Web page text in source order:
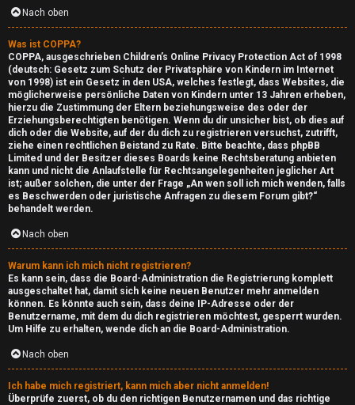
Nach oben
Was ist COPPA?
COPPA, ausgeschrieben Children’s Online Privacy Protection Act of 1998
(deutsch: Gesetz zum Schutz der Privatsphäre von Kindern im Internet
von 1998) ist ein Gesetz in den USA, welches festlegt, dass Websites, die
möglicherweise persönliche Daten von Kindern unter 13 Jahren erheben,
hierzu die Zustimmung der Eltern beziehungsweise des oder der
Erziehungsberechtigten benötigen. Wenn du dir unsicher bist, ob dies auf
dich oder die Website, auf der du dich zu registrieren versuchst, zutrifft,
ziehe einen rechtlichen Beistand zu Rate. Bitte beachte, dass phpBB
Limited und der Besitzer dieses Boards keine Rechtsberatung anbieten
kann und nicht die Anlaufstelle für Rechtsangelegenheiten jeglicher Art
ist; außer solchen, die unter der Frage „An wen soll ich mich wenden, falls
es Beschwerden oder juristische Anfragen zu diesem Forum gibt?“
behandelt werden.
Nach oben
Warum kann ich mich nicht registrieren?
Es kann sein, dass die Board-Administration die Registrierung komplett
ausgeschaltet hat, damit sich keine neuen Benutzer mehr anmelden
können. Es könnte auch sein, dass deine IP-Adresse oder der
Benutzername, mit dem du dich registrieren möchtest, gesperrt wurden.
Um Hilfe zu erhalten, wende dich an die Board-Administration.
Nach oben
Ich habe mich registriert, kann mich aber nicht anmelden!
Überprüfe zuerst, ob du den richtigen Benutzernamen und das richtige